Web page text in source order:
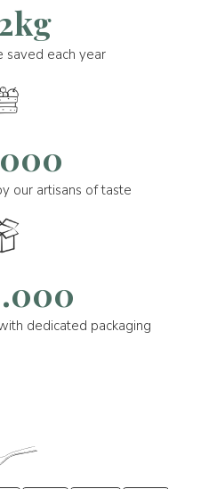
saved each year
our artisans of taste
dedicated packaging